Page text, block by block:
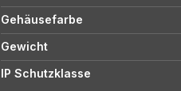
Gehäusefarbe
Gewicht
IP Schutzklasse